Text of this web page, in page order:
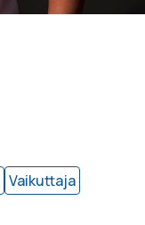
Vaikuttaja